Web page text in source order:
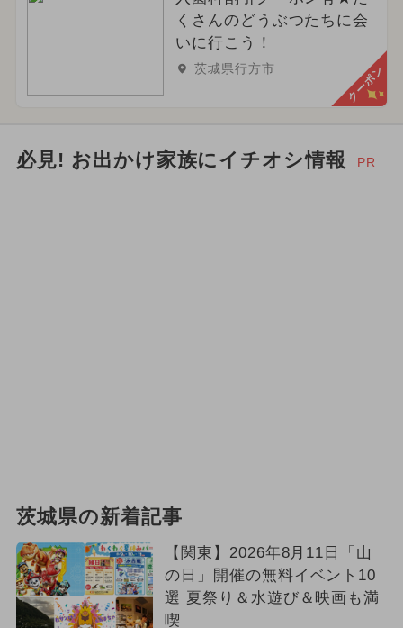
くさんのどうぶつたちに会
いに行こう！
茨城県行方市 クーポン
必見! お出かけ家族にイチオシ情報 PR
茨城県の新着記事
【関東】2026年8月11日「山
の日」開催の無料イベント10
選 夏祭り＆水遊び＆映画も満
喫